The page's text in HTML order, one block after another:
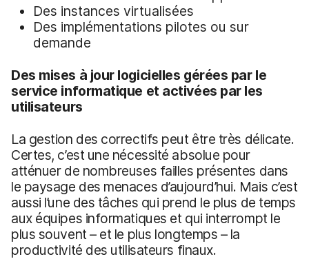
Des instances virtualisées
Des implémentations pilotes ou sur
demande
Des mises à jour logicielles gérées par le
service informatique et activées par les
utilisateurs
La gestion des correctifs peut être très délicate.
Certes, c’est une nécessité absolue pour
atténuer de nombreuses failles présentes dans
le paysage des menaces d’aujourd’hui. Mais c’est
aussi l’une des tâches qui prend le plus de temps
aux équipes informatiques et qui interrompt le
plus souvent – et le plus longtemps – la
productivité des utilisateurs finaux.